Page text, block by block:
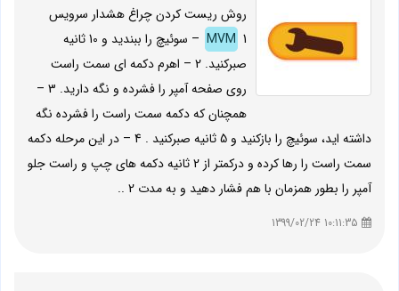
روش ریست کردن چراغ هشدار سرویس
MVM
1 – سوئیچ را ببندید و 10 ثانیه
صبرکنید. 2 – اهرم دکمه ای سمت راست
روی صفحه آمپر را فشرده و نگه دارید. 3 –
همچنان که دکمه سمت راست را فشرده نگه
داشته اید، سوئیچ را بازکنید و 5 ثانیه صبرکنید . 4 – در این مرحله دکمه
سمت راست را رها کرده و درکمتر از 2 ثانیه دکمه های چپ و راست جلو
آمپر را بطور همزمان با هم فشار دهید و به مدت 2 ..